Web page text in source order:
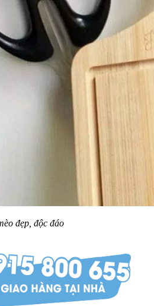
đẹp, độc đáo